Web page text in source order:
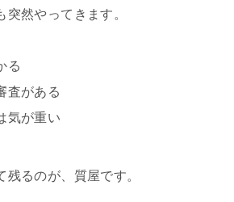
突然やってきます。
る
査がある
気が重い
残るのが、質屋です。